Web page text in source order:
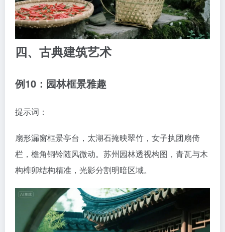
四、古典建筑艺术
例10：园林框景雅趣
提示词：
扇形漏窗框景亭台，太湖石掩映翠竹，女子执团扇倚
栏，檐角铜铃随风微动。苏州园林透视构图，青瓦与木
构榫卯结构精准，光影分割明暗区域。